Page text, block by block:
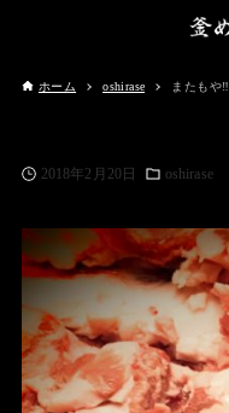
ホーム oshirase またもや‼️
2018年2月20日 oshirase